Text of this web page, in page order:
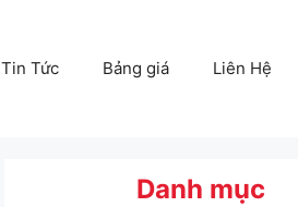
Tin Tức Bảng giá Liên Hệ
Danh mục